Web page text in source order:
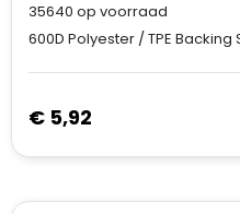
35640 op voorraad
600D Polyester / TPE Backing
€ 5,92